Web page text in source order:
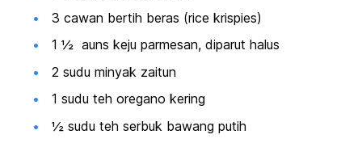
3 cawan bertih beras (rice krispies)
1 ½ auns keju parmesan, diparut halus
2 sudu minyak zaitun
1 sudu teh oregano kering
½ sudu teh serbuk bawang putih